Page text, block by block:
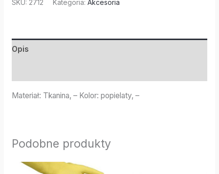
SKU: 2712 Kategoria: Akcesoria
Opis
Materiał: Tkanina, – Kolor: popielaty, –
Podobne produkty